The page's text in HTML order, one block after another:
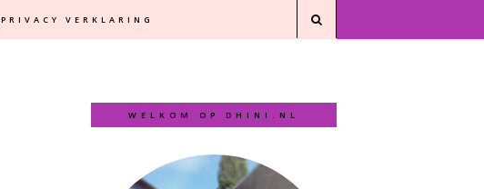
PRIVACY VERKLARING
WELKOM OP DHINI.NL